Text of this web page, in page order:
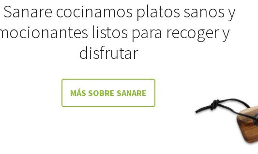
Sanare cocinamos platos sanos y
listos para recoger y
disfrutar
MÁS SOBRE SANARE